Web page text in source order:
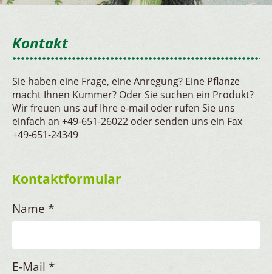
Kontakt
Sie haben eine Frage, eine Anregung? Eine Pflanze
macht Ihnen Kummer? Oder Sie suchen ein Produkt?
Wir freuen uns auf Ihre e-mail oder rufen Sie uns
einfach an +49-651-26022 oder senden uns ein Fax
+49-651-24349
Kontaktformular
Name *
E-Mail *